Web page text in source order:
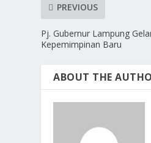
PREVIOUS
Pj. Gubernur Lampung
Kepemimpinan Baru
ABOUT THE